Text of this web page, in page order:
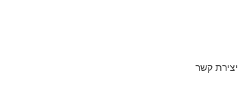
יצירת קשר